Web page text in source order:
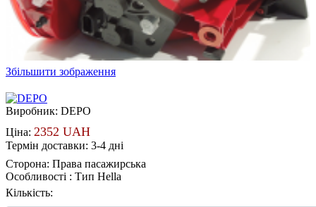
Збільшити зображення
Виробник: DEPO
Ціна: 2352 UAH
Термін доставки: 3-4 дні
Сторона: Права пасажирська
Особливості : Тип Hella
Кількість: